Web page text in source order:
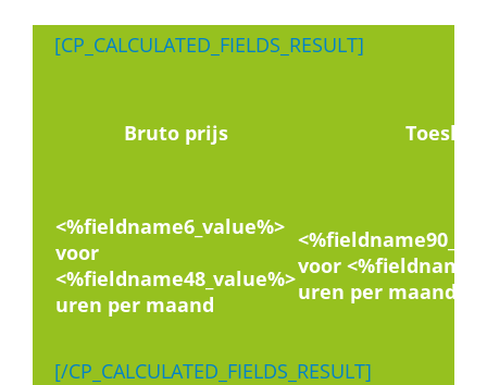
[CP_CALCULATED_FIELDS_RESULT]
Bruto prijs Toeslag
<%fieldname6_value%>
voor
<%fieldname48_value%>
uren per maand
voor
uren per maand
[/CP_CALCULATED_FIELDS_RESULT]